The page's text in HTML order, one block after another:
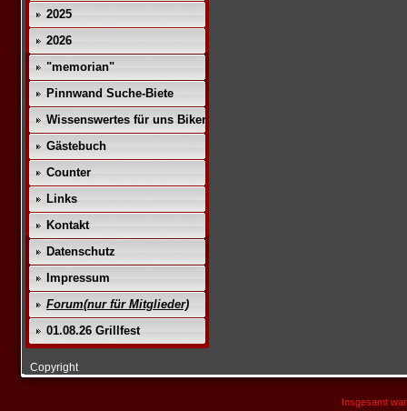
2025
2026
"memorian"
Pinnwand Suche-Biete
Wissenswertes für uns Biker
Gästebuch
Counter
Links
Kontakt
Datenschutz
Impressum
Forum(nur für Mitglieder)
01.08.26 Grillfest
Copyright
Insgesamt